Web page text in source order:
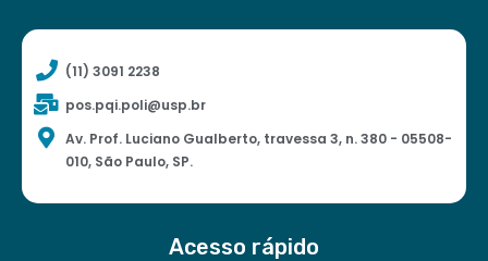
(11) 3091 2238
pos.pqi.poli@usp.br
Av. Prof. Luciano Gualberto, travessa 3, n. 380 - 05508-
010, São Paulo, SP.
Acesso rápido